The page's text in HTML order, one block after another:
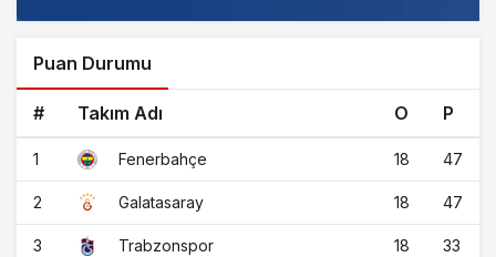
Puan Durumu
# Takım Adı O P
1 Fenerbahçe 18 47
2 Galatasaray 18 47
3 Trabzonspor 18 33